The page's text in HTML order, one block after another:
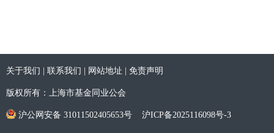
关于我们 联系我们 网站地址 免责声明
版权所有：上海市基金同业公会
沪公网安备 31011502405653号 沪ICP备2025116098号-3